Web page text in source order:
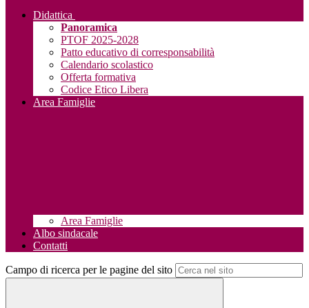
Didattica
Panoramica
PTOF 2025-2028
Patto educativo di corresponsabilità
Calendario scolastico
Offerta formativa
Codice Etico Libera
Area Famiglie
Area Famiglie
Albo sindacale
Contatti
Campo di ricerca per le pagine del sito